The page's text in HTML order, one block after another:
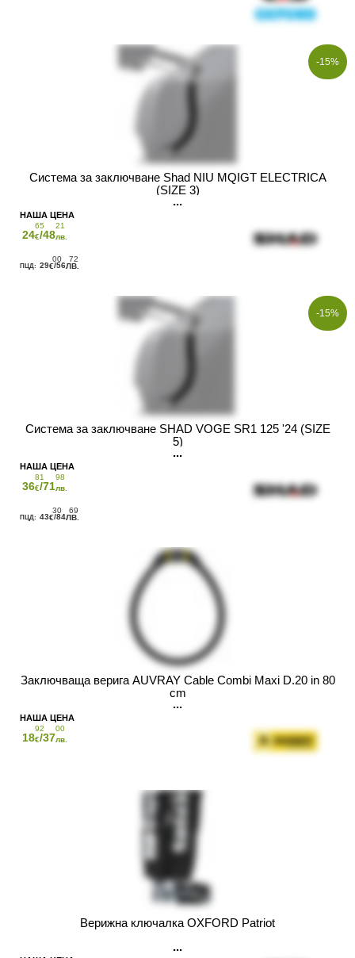
-15%
Система за заключване Shad NIU MQIGT ELECTRICA
(SIZE 3)
24
65
€/48
21
лв.
29
00
€/56
72
ЛВ.
-15%
Система за заключване SHAD VOGE SR1 125 '24 (SIZE
5)
36
81
€/71
98
лв.
43
30
€/84
69
ЛВ.
Заключваща верига AUVRAY Cable Combi Maxi D.20 in 80
cm
18
92
€/37
00
лв.
Верижна ключалка OXFORD Patriot